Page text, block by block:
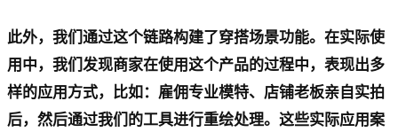
此外，我们通过这个链路构建了穿搭场景功能。在实际使
用中，我们发现商家在使用这个产品的过程中，表现出多
样的应用方式，比如：雇佣专业模特、店铺老板亲自实拍
后，然后通过我们的工具进行重绘处理。这些实际应用案